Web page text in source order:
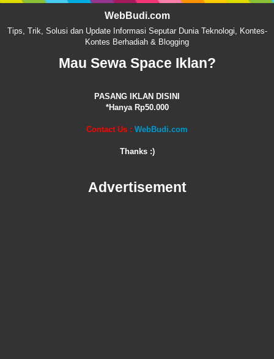
WebBudi.com
Tips, Trik, Solusi dan Update Informasi Seputar Dunia Teknologi, Kontes-
Kontes Berhadiah & Blogging
Mau Sewa Space Iklan?
PASANG IKLAN DISINI
*Hanya Rp50.000
Contact Us : WebBudi.com
Thanks :)
Advertisement